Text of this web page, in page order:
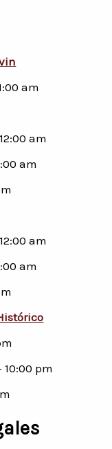
am
am
am
am
am
10:00 pm